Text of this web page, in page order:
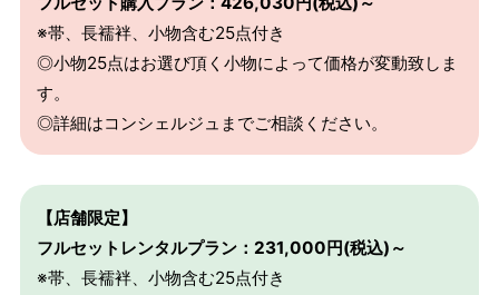
※帯、長襦袢、小物含む25点付き
◎小物25点はお選び頂く小物によって価格が変動致しま
す。
◎詳細はコンシェルジュまでご相談ください。
【店舗限定】
フルセットレンタルプラン：231,000円(税込)～
※帯、長襦袢、小物含む25点付き